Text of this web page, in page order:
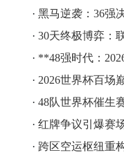
· 黑马逆袭：36强
· 30天终极博弈：联
· **48强时代：2026世
· 2026世界杯百场
· 48队世界杯催生
· 红牌争议引爆赛场：
· 跨区空运枢纽重构：